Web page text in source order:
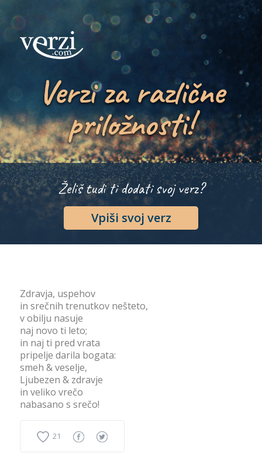
Verzi za različne
priložnosti!
Želiš tudi ti dodati svoj verz?
Vpiši svoj verz
Zdravja, uspehov
in srečnih trenutkov nešteto,
v obilju nasuje
naj novo ti leto;
in naj ti pred vrata
pripelje darila bogata:
smeh & veselje,
Ljubezen & zdravje
in veliko vrečo
nabasano s srečo!
21